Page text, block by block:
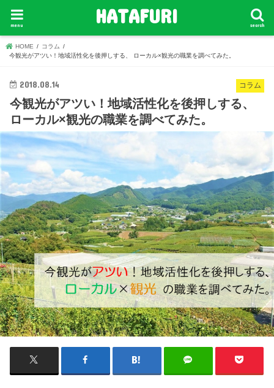
HATAFURI search
menu
HOME
コラム
今観光がアツい！地域活性化を後押しする、 ローカル×観光の職業を調べてみた。
コラム
2018.08.14
今観光がアツい！地域活性化を後押しする、
ローカル×観光の職業を調べてみた。